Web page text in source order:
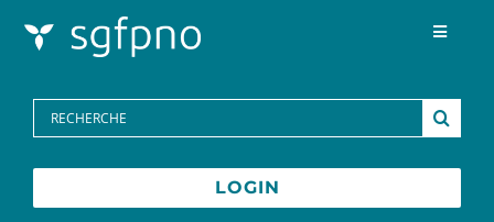
Toggle
Search
for:
LOGIN